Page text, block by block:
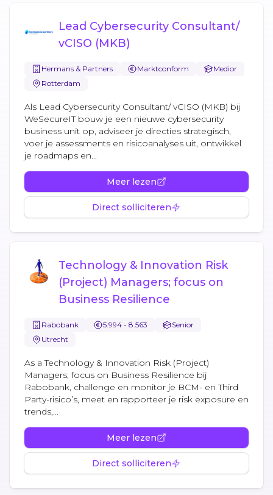
Lead Cybersecurity Consultant/
vCISO (MKB)
Hermans & Partners Marktconform
Medior
Rotterdam
Als Lead Cybersecurity Consultant/ vCISO (MKB) bij
WeSecureIT bouw je een nieuwe cybersecurity
business unit op, adviseer je directies strategisch,
voer je assessments en risicoanalyses uit, ontwikkel
je roadmaps en...
Meer lezen
Direct solliciteren
Technology & Innovation Risk
(Project) Managers; focus on
Business Resilience
Rabobank 5.994 - 8.563
Senior
Utrecht
As a Technology & Innovation Risk (Project)
Managers; focus on Business Resilience bij
Rabobank, challenge en monitor je BCM- en Third
Party-risico’s, meet en rapporteer je risk exposure en
trends,...
Meer lezen
Direct solliciteren